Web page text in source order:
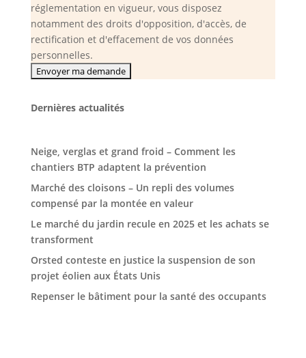
réglementation en vigueur, vous disposez
notamment des droits d'opposition, d'accès, de
rectification et d'effacement de vos données
personnelles.
Dernières actualités
Neige, verglas et grand froid – Comment les
chantiers BTP adaptent la prévention
Marché des cloisons – Un repli des volumes
compensé par la montée en valeur
Le marché du jardin recule en 2025 et les achats se
transforment
Orsted conteste en justice la suspension de son
projet éolien aux États Unis
Repenser le bâtiment pour la santé des occupants